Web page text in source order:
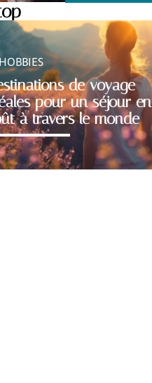
de voyage
pour un séjour en
à travers le monde
HOBBIES